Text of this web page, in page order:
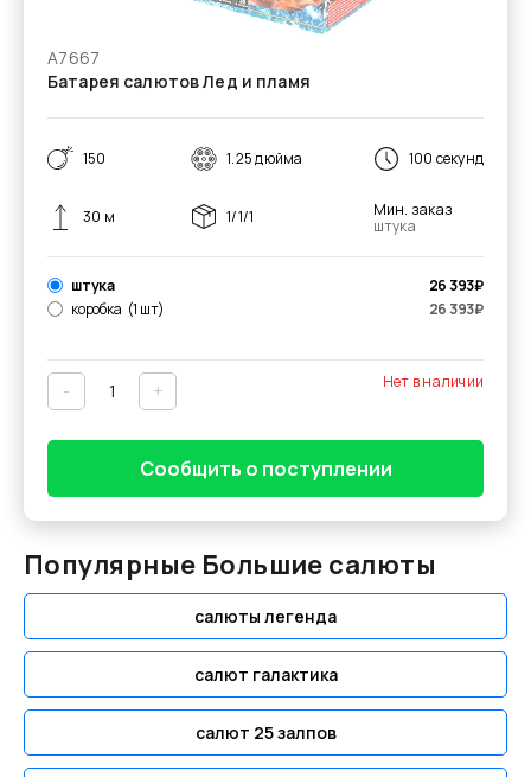
А7667
Батарея салютов Лед и пламя
150 1.25 дюйма 100 секунд
30 м 1/1/1
Мин. заказ
штука
штука 26 393₽
коробка (1 шт) 26 393₽
- + Нет в наличии
Сообщить о поступлении
Популярные Большие салюты
салюты легенда
салют галактика
салют 25 залпов